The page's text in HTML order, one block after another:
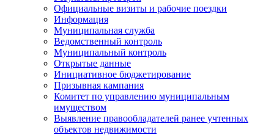
Официальные визиты и рабочие поездки
Информация
Муниципальная служба
Ведомственный контроль
Муниципальный контроль
Открытые данные
Инициативное бюджетирование
Призывная кампания
Комитет по управлению муниципальным
имуществом
Выявление правообладателей ранее учтенных
объектов недвижимости